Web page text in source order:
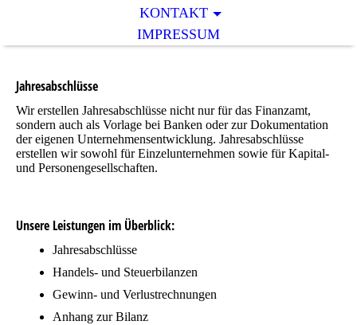
KONTAKT
IMPRESSUM
Jahresabschlüsse
Wir erstellen Jahresabschlüsse nicht nur für das Finanzamt,
sondern auch als Vorlage bei Banken oder zur Dokumentation
der eigenen Unternehmensentwicklung. Jahresabschlüsse
erstellen wir sowohl für Einzelunternehmen sowie für Kapital-
und Personengesellschaften.
Unsere Leistungen im Überblick:
Jahresabschlüsse
Handels- und Steuerbilanzen
Gewinn- und Verlustrechnungen
Anhang zur Bilanz